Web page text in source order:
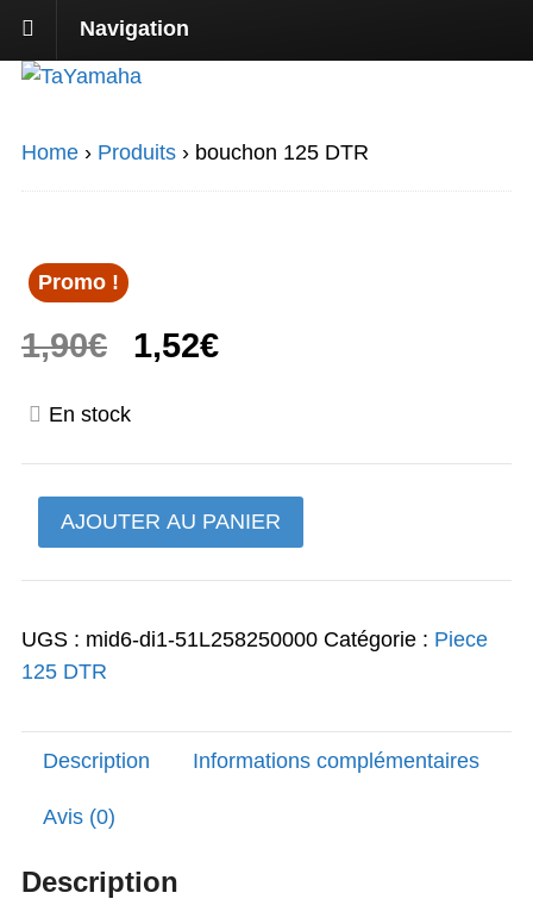
Navigation
Home › Produits › bouchon 125 DTR
Promo !
1,90€
Le
était :
1,90€.
1,52€Le
est :
1,52€.
En stock
quantité
de
bouchon
DTR
AJOUTER AU PANIER
UGS : mid6-di1-51L258250000 Catégorie : Piece
125 DTR
Description Informations complémentaires
Avis (0)
Description